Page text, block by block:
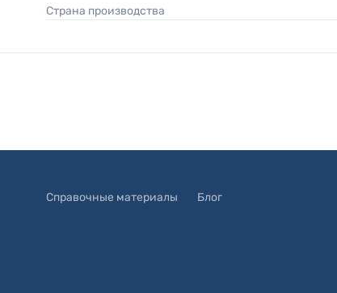
Страна производства
Справочные материалы Блог